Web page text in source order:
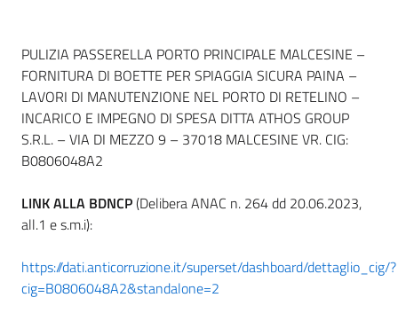
PULIZIA PASSERELLA PORTO PRINCIPALE MALCESINE –
FORNITURA DI BOETTE PER SPIAGGIA SICURA PAINA –
LAVORI DI MANUTENZIONE NEL PORTO DI RETELINO –
INCARICO E IMPEGNO DI SPESA DITTA ATHOS GROUP
S.R.L. – VIA DI MEZZO 9 – 37018 MALCESINE VR. CIG:
B0806048A2
LINK ALLA BDNCP(Delibera ANAC n. 264 dd 20.06.2023,
all.1 e s.m.i):
https://dati.anticorruzione.it/superset/dashboard/dettaglio_cig/?
cig=B0806048A2&standalone=2